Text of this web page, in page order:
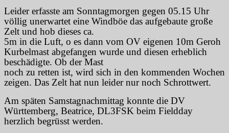
Leider erfasste am Sonntagmorgen gegen 05.15 Uhr
völlig unerwartet eine Windböe das aufgebaute große
Zelt und hob dieses ca.
5m in die Luft, o es dann vom OV eigenen 10m Geroh
Kurbelmast abgefangen wurde und diesen erheblich
beschädigte. Ob der Mast
noch zu retten ist, wird sich in den kommenden Wochen
zeigen. Das Zelt hat nun leider nur noch Schrottwert.
Am späten Samstagnachmittag konnte die DV
Württemberg, Beatrice, DL3FSK beim Fieldday
herzlich begrüsst werden.